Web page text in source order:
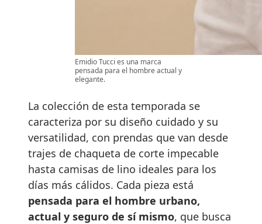
Emidio Tucci es una marca
pensada para el hombre actual y
elegante.
La colección de esta temporada se
caracteriza por su diseño cuidado y su
versatilidad, con prendas que van desde
trajes de chaqueta de corte impecable
hasta camisas de lino ideales para los
días más cálidos. Cada pieza está
pensada para el hombre urbano,
actual y seguro de sí mismo, que busca